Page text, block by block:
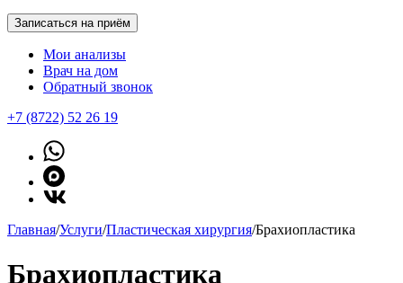
Записаться на приём
Мои анализы
Врач на дом
Обратный звонок
+7 (8722) 52 26 19
Главная/Услуги/Пластическая хирургия/Брахиопластика
Брахиопластика